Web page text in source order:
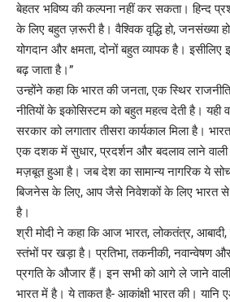
बेहतर भविष्य की कल्पना नहीं कर सकता। हिन्द
के लिए बहुत ज़रूरी है। वैश्विक वृद्धि हो, जनसंख्या
योगदान और क्षमता, दोनों बहुत व्यापक है।
बढ़ जाता है।”
उन्होंने कहा कि भारत की जनता, एक स्थिर
नीतियों के इकोसिस्टम को बहुत महत्व देती है।
सरकार को लगातार तीसरा कार्यकाल मिला है।
एक दशक में सुधार, प्रदर्शन और बदलाव लाने
मज़बूत हुआ है। जब देश का सामान्य नागरिक ये
बिजनेस के लिए, आप जैसे निवेशकों के लिए भारत से
है।
श्री मोदी ने कहा कि आज भारत, लोकतंत्र,
स्तंभों पर खड़ा है। प्रतिभा, तकनीकी, नवान्वेषण और
प्रगति के औजार हैं। इन सभी को आगे ले जाने
भारत में है। ये ताकत है- आकांक्षी भारत की। यानि